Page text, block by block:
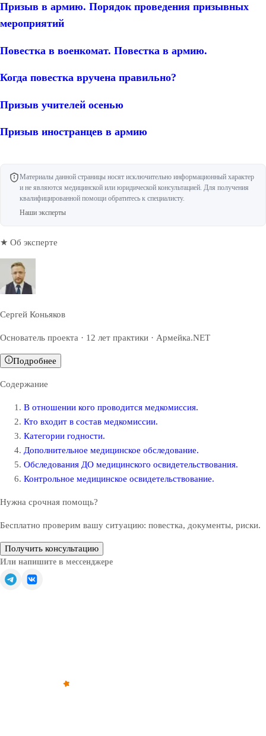
Призыв в армию. Порядок проведения призывных
мероприятий
Повестка в военкомат. Повестка в армию.
Когда повестка вручена правильно?
Призыв учителей осенью
Призыв иностранцев в армию
Материалы данной страницы носят исключительно информационный характер
и не являются медицинской или юридической консультацией. Для получения
квалифицированной помощи обратитесь к специалисту.
Наши эксперты
★ Об эксперте
Сергей Коньяков
Основатель проекта · 12 лет практики · Армейка.NET
Подробнее
Содержание
В отношении кого проводится медкомиссия.
Кто входит в состав медкомиссии.
Категории годности.
Дополнительное медицинское обследование.
Обследования ДО медицинского освидетельствования.
Контрольное медицинское освидетельствование.
Нужна срочная помощь?
Бесплатно проверим вашу ситуацию: повестка, документы, риски.
Получить консультацию
Или напишите в мессенджере